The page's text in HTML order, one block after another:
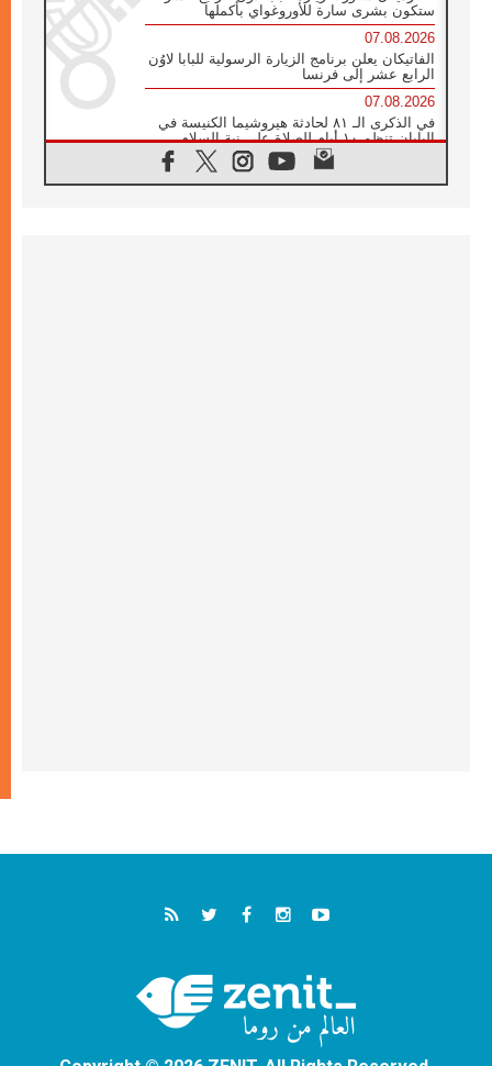
ستكون بشرى سارة للأوروغواي بأكملها
07.08.2026
الفاتيكان يعلن برنامج الزيارة الرسولية للبابا لاوُن
الرابع عشر إلى فرنسا
07.08.2026
في الذكرى الـ ٨١ لحادثة هيروشيما الكنيسة في
اليابان تنظم ١٠ أيام للصلاة على نية السلام
الكنيسة في الأوروغواي: زيارة البابا ستعزز